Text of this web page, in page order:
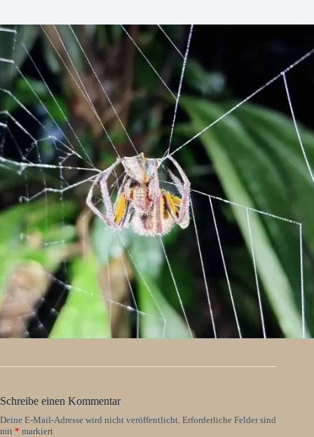
Schreibe einen Kommentar
Deine E-Mail-Adresse wird nicht veröffentlicht. Erforderliche Felder sind
mit * markiert